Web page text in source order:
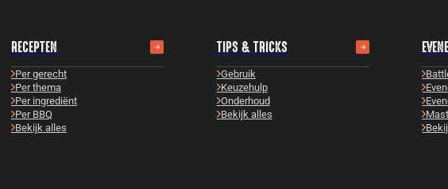
RECEPTEN
Per gerecht
Per thema
Per ingrediënt
Per BBQ
Bekijk alles
TIPS & TRICKS
Gebruik
Keuzehulp
Onderhoud
Bekijk alles